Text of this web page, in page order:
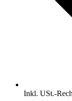
Inkl. USt.-